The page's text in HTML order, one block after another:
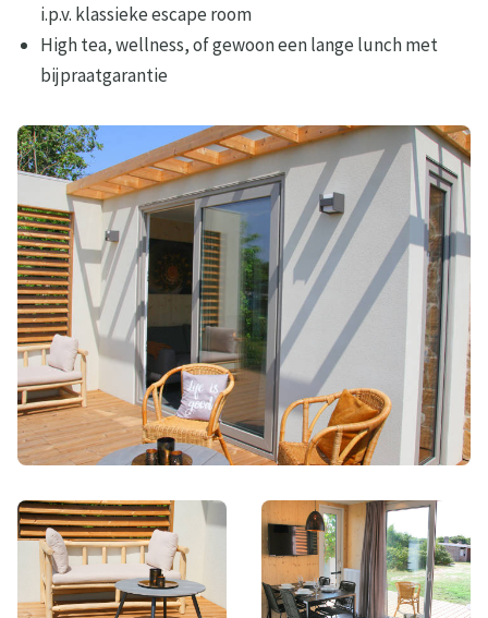
i.p.v. klassieke escape room
High tea, wellness, of gewoon een lange lunch met
bijpraatgarantie